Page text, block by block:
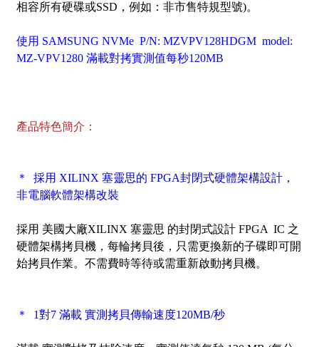
相容所有硬碟或SSD，例如：非市售特規型號)。
使用 SAMSUNG NVMe P/N: MZVPV128HDGM model:
MZ-VPV1280 滿載對拷實測值每秒120MB
產品特色簡介：
＊ 採用 XILINX 塞靈思的 FPGA封閉式硬體架構設計，
非電腦軟體架構改裝
採用 美國大廠XILINX 塞靈思 的封閉式設計 FPGA IC 之
硬體架構拷貝機，每輪拷貝後，只需更換新的子碟即可開
始拷貝作業。不需費時等待或需重新啟動拷貝機。
＊ 1對7 滿載 實測拷貝傳輸速度120MB/秒